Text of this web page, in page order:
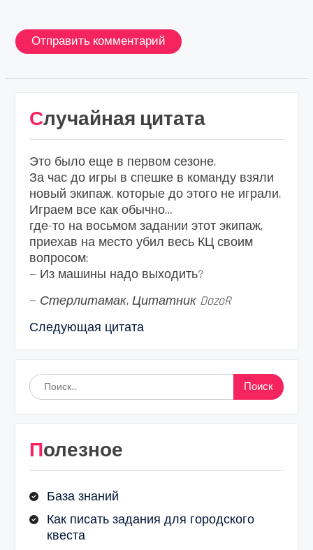
Случайная цитата
Это было еще в первом сезоне.
За час до игры в спешке в команду взяли
новый экипаж, которые до этого не играли.
Играем все как обычно…
где-то на восьмом задании этот экипаж,
приехав на место убил весь КЦ своим
вопросом:
— Из машины надо выходить?
— Стерлитамак, Цитатник DozoR
Следующая цитата
Найти:
Полезное
База знаний
Как писать задания для городского
квеста